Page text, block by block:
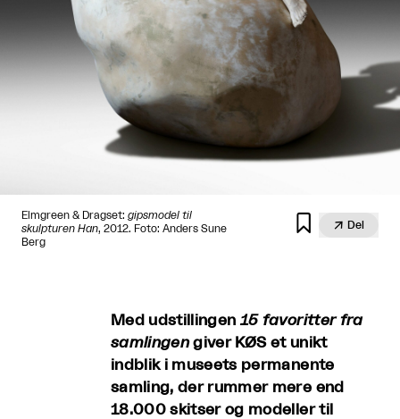
Elmgreen & Dragset: gipsmodel til
skulpturen Han, 2012. Foto: Anders Sune
Berg
  Del
Med udstillingen 15 favoritter fra
samlingengiver KØS et unikt
indblik i museets permanente
samling, der rummer mere end
18.000 skitser og modeller til